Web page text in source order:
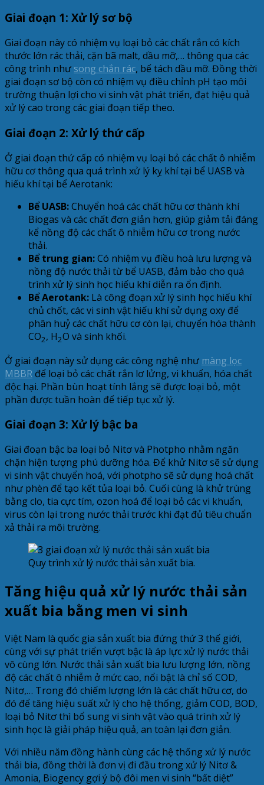
Giai đoạn 1: Xử lý sơ bộ
Giai đoạn này có nhiệm vụ loại bỏ các chất rắn có kích
thước lớn rác thải, cặn bã malt, dầu mỡ,… thông qua các
công trình như song chắn rác, bể tách dầu mỡ. Đồng thời
giai đoạn sơ bộ còn có nhiệm vụ điều chỉnh pH tạo môi
trường thuận lợi cho vi sinh vật phát triển, đạt hiệu quả
xử lý cao trong các giai đoạn tiếp theo.
Giai đoạn 2: Xử lý thứ cấp
Ở giai đoạn thứ cấp có nhiệm vụ loại bỏ các chất ô nhiễm
hữu cơ thông qua quá trình xử lý kỵ khí tại bể UASB và
hiếu khí tại bể Aerotank:
Bể UASB:Chuyển hoá các chất hữu cơ thành khí
Biogas và các chất đơn giản hơn, giúp giảm tải đáng
kể nồng độ các chất ô nhiễm hữu cơ trong nước
thải.
Bể trung gian:Có nhiệm vụ điều hoà lưu lượng và
nồng độ nước thải từ bể UASB, đảm bảo cho quá
trình xử lý sinh học hiếu khí diễn ra ổn định.
Bể Aerotank: Là công đoạn xử lý sinh học hiếu khí
chủ chốt, các vi sinh vật hiếu khí sử dụng oxy để
phân huỷ các chất hữu cơ còn lại, chuyển hóa thành
CO2, H2O và sinh khối.
Ở giai đoạn này sử dụng các công nghệ như màng lọc
MBBR để loại bỏ các chất rắn lơ lửng, vi khuẩn, hóa chất
độc hại. Phần bùn hoạt tính lắng sẽ được loại bỏ, một
phần được tuần hoàn để tiếp tục xử lý.
Giai đoạn 3: Xử lý bậc ba
Giai đoạn bậc ba loại bỏ Nitơ và Photpho nhằm ngăn
chặn hiện tượng phú dưỡng hóa. Để khử Nitơ sẽ sử dụng
vi sinh vật chuyển hoá, với photpho sẽ sử dụng hoá chất
như phèn để tạo kết tủa loại bỏ. Cuối cùng là khử trùng
bằng clo, tia cực tím, ozon hoá để loại bỏ các vi khuẩn,
virus còn lại trong nước thải trước khi đạt đủ tiêu chuẩn
xả thải ra môi trường.
Quy trình xử lý nước thải sản xuất bia.
Tăng hiệu quả xử lý nước thải sản
xuất bia bằng men vi sinh
Việt Nam là quốc gia sản xuất bia đứng thứ 3 thế giới,
cùng với sự phát triển vượt bậc là áp lực xử lý nước thải
vô cùng lớn. Nước thải sản xuất bia lưu lượng lớn, nồng
độ các chất ô nhiễm ở mức cao, nổi bật là chỉ số COD,
Nitơ,… Trong đó chiếm lượng lớn là các chất hữu cơ, do
đó để tăng hiệu suất xử lý cho hệ thống, giảm COD, BOD,
loại bỏ Nitơ thì bổ sung vi sinh vật vào quá trình xử lý
sinh học là giải pháp hiệu quả, an toàn lại đơn giản.
Với nhiều năm đồng hành cùng các hệ thống xử lý nước
thải bia, đồng thời là đơn vị đi đầu trong xử lý Nitơ &
Amonia, Biogency gợi ý bộ đôi men vi sinh “bất diệt”